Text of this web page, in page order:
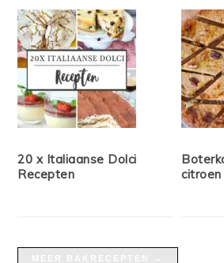
20 x Italiaanse Dolci
Recepten
citroen